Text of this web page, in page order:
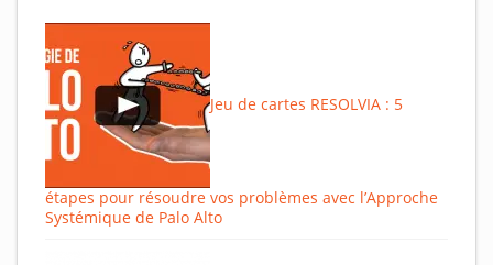
Jeu de cartes RESOLVIA : 5
étapes pour résoudre vos problèmes avec l’Approche
Systémique de Palo Alto